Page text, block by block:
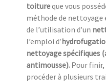
toitureque vous
méthode de nettoyage
de l’utilisation d’un
l’emploi d’
nettoyage spécifiques
antimousse). Pour
procéder à plusieurs